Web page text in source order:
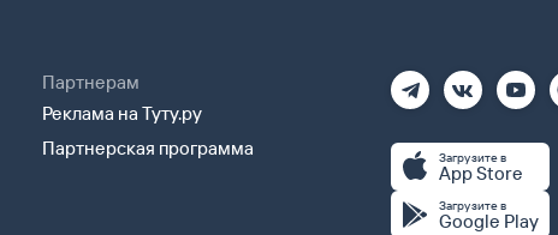
Партнерам
Реклама на Туту.ру
Партнерская программа
Загрузите в
App Store
Загрузите в
Google Play